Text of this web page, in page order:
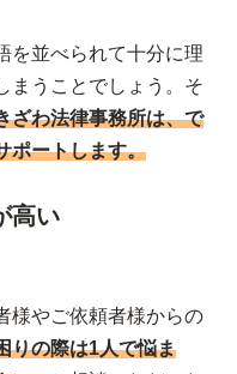
を並べられて十分に理
まうことでしょう。そ
ざわ法律事務所は、で
ポートします。
高い
様やご依頼者様からの
りの際は1人で悩ま